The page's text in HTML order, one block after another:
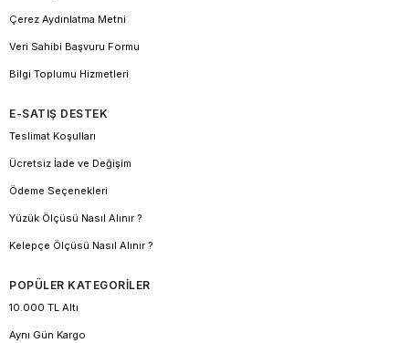
Çerez Aydınlatma Metni
Veri Sahibi Başvuru Formu
Bilgi Toplumu Hizmetleri
E-SATIŞ DESTEK
Teslimat Koşulları
Ücretsiz İade ve Değişim
Ödeme Seçenekleri
Yüzük Ölçüsü Nasıl Alınır ?
Kelepçe Ölçüsü Nasıl Alınır ?
POPÜLER KATEGORİLER
10.000 TL Altı
Aynı Gün Kargo